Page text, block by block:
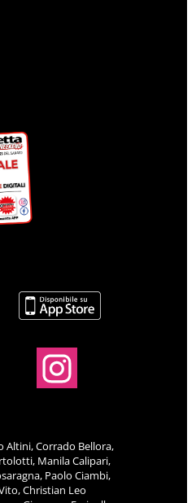
Altini, Corrado Bellora,
Manila Calipari,
Paolo Ciambi,
Christian Leo